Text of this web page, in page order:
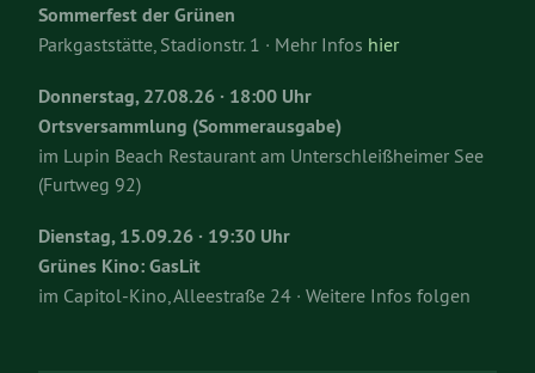
Sommerfest der Grünen
Parkgaststätte, Stadionstr. 1 · Mehr Infos hier
Donnerstag, 27.08.26 · 18:00 Uhr
Ortsversammlung (Sommerausgabe)
im Lupin Beach Restaurant am Unterschleißheimer See
(Furtweg 92)
Dienstag, 15.09.26 · 19:30 Uhr
Grünes Kino: GasLit
im Capitol-Kino, Alleestraße 24 · Weitere Infos folgen